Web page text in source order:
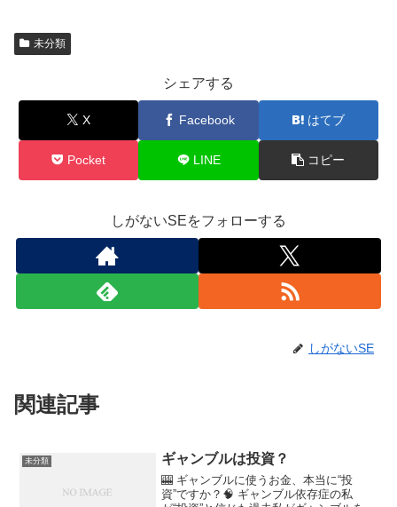
未分類
シェアする
X Facebook はてブ
Pocket LINE コピー
しがないSEをフォローする
しがないSE
関連記事
未分類 ギャンブルは投資？
🎰 ギャンブルに使うお金、本当に“投
資”ですか？🧠 ギャンブル依存症の私